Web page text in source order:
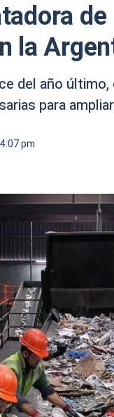
la
del año
para
pm